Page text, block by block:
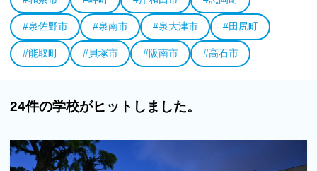
T T T T
#泉佐野市 #泉南市 #泉大津市 #田尻町
#能取町 #貝塚市 #阪南市 #高石市
24件の学校がヒットしました。